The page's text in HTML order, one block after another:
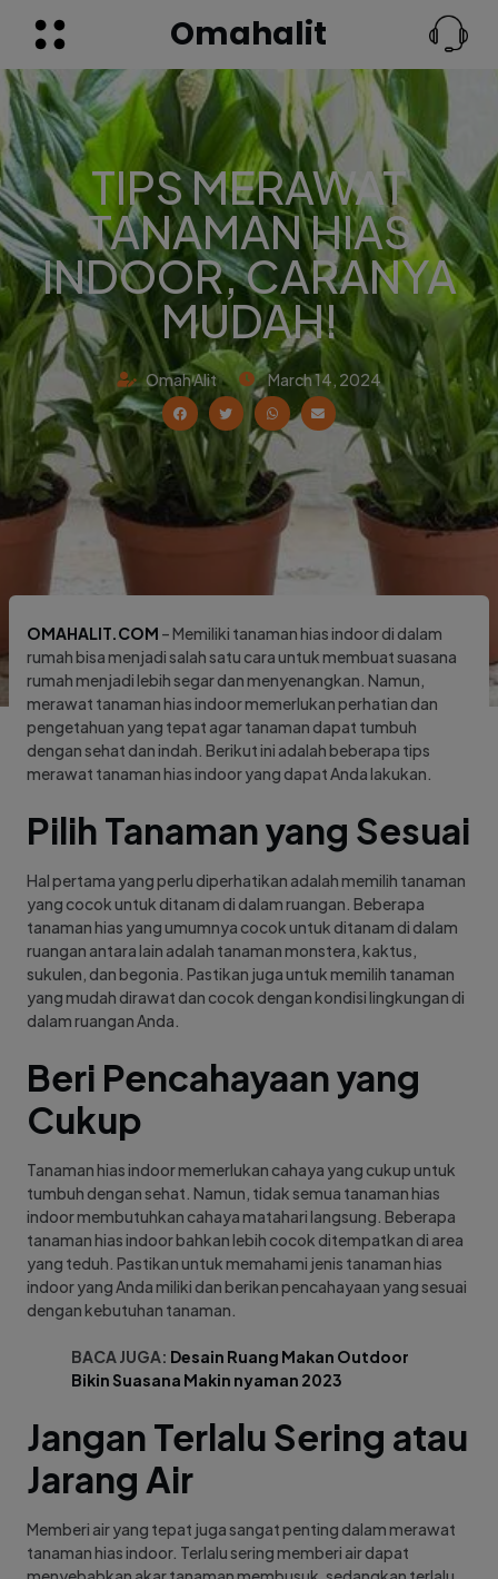
Omahalit
TIPS MERAWAT
TANAMAN HIAS
INDOOR, CARANYA
MUDAH!
Omah Alit March 14, 2024
OMAHALIT.COM – Memiliki tanaman hias indoor di dalam
rumah bisa menjadi salah satu cara untuk membuat suasana
rumah menjadi lebih segar dan menyenangkan. Namun,
merawat tanaman hias indoor memerlukan perhatian dan
pengetahuan yang tepat agar tanaman dapat tumbuh
dengan sehat dan indah. Berikut ini adalah beberapa tips
merawat tanaman hias indoor yang dapat Anda lakukan.
Pilih Tanaman yang Sesuai
Hal pertama yang perlu diperhatikan adalah memilih tanaman
yang cocok untuk ditanam di dalam ruangan. Beberapa
tanaman hias yang umumnya cocok untuk ditanam di dalam
ruangan antara lain adalah tanaman monstera, kaktus,
sukulen, dan begonia. Pastikan juga untuk memilih tanaman
yang mudah dirawat dan cocok dengan kondisi lingkungan di
dalam ruangan Anda.
Beri Pencahayaan yang
Cukup
Tanaman hias indoor memerlukan cahaya yang cukup untuk
tumbuh dengan sehat. Namun, tidak semua tanaman hias
indoor membutuhkan cahaya matahari langsung. Beberapa
tanaman hias indoor bahkan lebih cocok ditempatkan di area
yang teduh. Pastikan untuk memahami jenis tanaman hias
indoor yang Anda miliki dan berikan pencahayaan yang sesuai
dengan kebutuhan tanaman.
BACA JUGA: Desain Ruang Makan Outdoor
Bikin Suasana Makin nyaman 2023
Jangan Terlalu Sering atau
Jarang Air
Memberi air yang tepat juga sangat penting dalam merawat
tanaman hias indoor. Terlalu sering memberi air dapat